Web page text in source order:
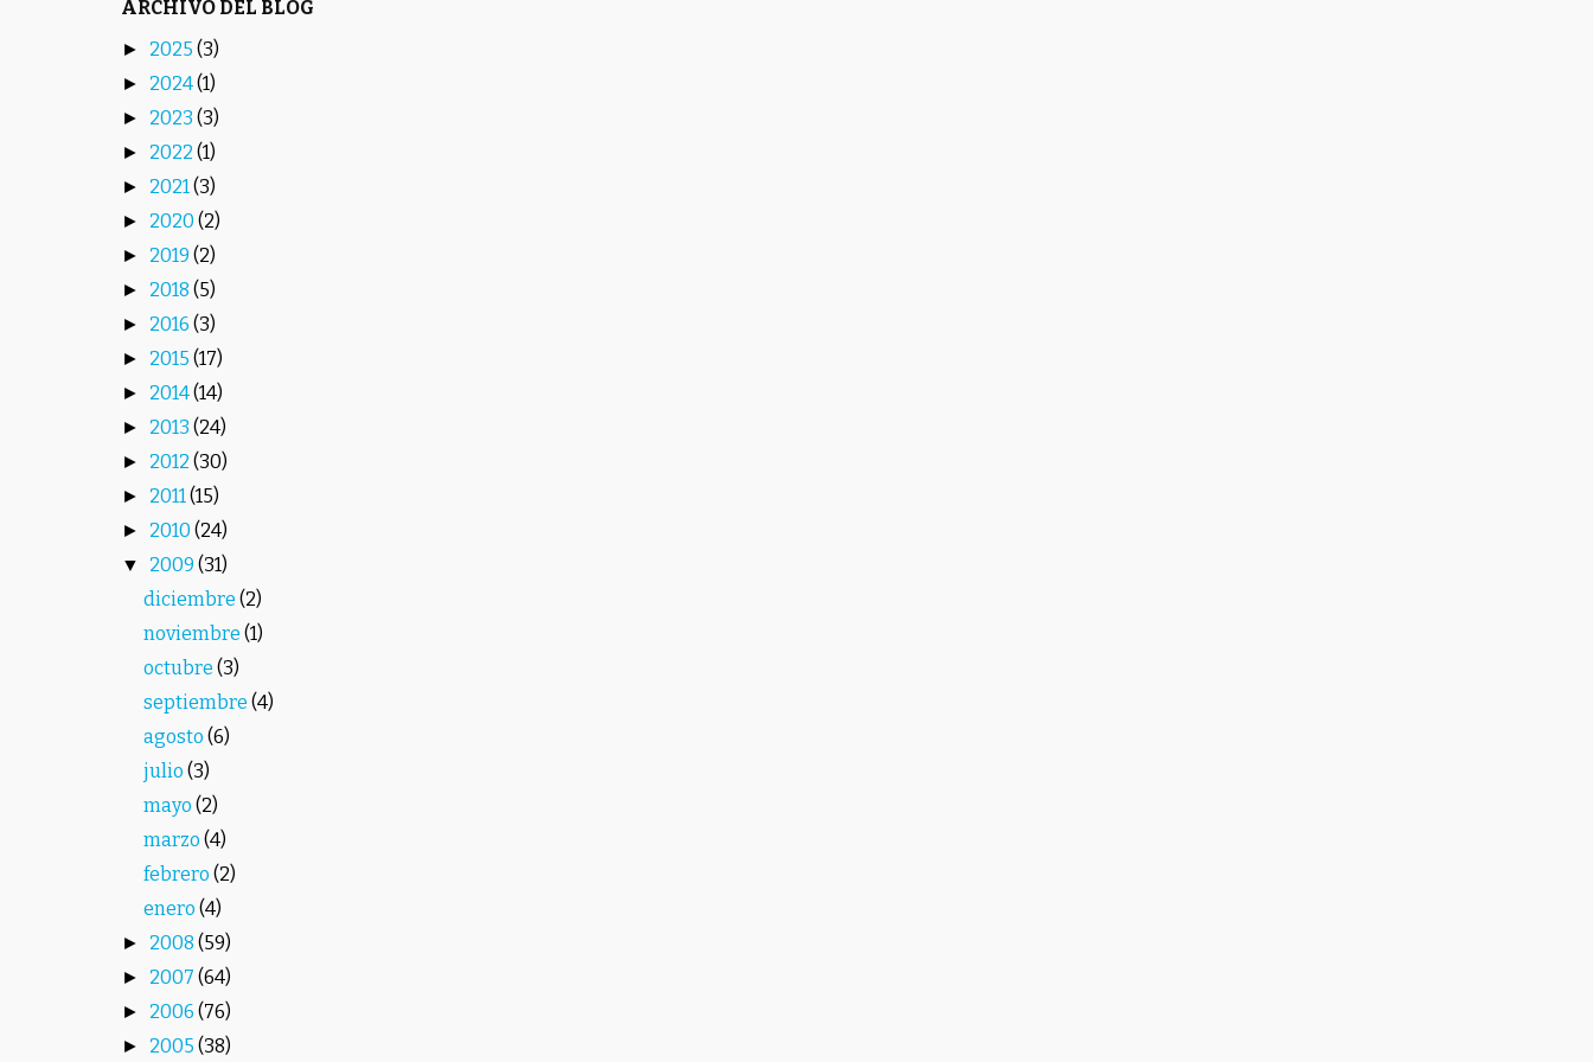
ARCHIVO DEL BLOG
► 2025 (3)
► 2024(1)
► 2023 (3)
► 2022 (1)
► 2021(3)
► 2020 (2)
► 2019 (2)
► 2018 (5)
► 2016 (3)
► 2015 (17)
► 2014(14)
► 2013 (24)
► 2012 (30)
► 2011(15)
► 2010 (24)
▼ 2009 (31)
diciembre(2)
noviembre(1)
octubre(3)
septiembre(4)
agosto(6)
julio(3)
mayo(2)
marzo(4)
febrero(2)
enero(4)
► 2008 (59)
► 2007 (64)
► 2006 (76)
► 2005 (38)